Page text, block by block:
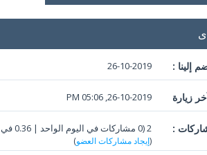
إلينا : 26-10-2019
زيارة 26-10-2019, 05:06 PM
: 2 (0 مشاركات في اليوم الواحد | 0.36 في المئة من إجمالي المشاركات)
(إيجاد مشاركات العضو)